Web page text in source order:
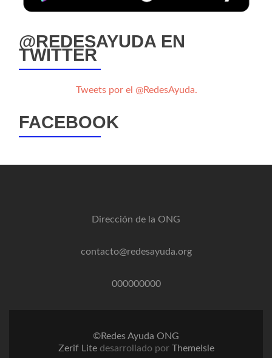
@REDESAYUDA EN
TWITTER
Tweets por el @RedesAyuda.
FACEBOOK
Dirección de la ONG
contacto@redesayuda.org
000000000
©Redes Ayuda ONG
Zerif Lite desarrollado por ThemeIsle